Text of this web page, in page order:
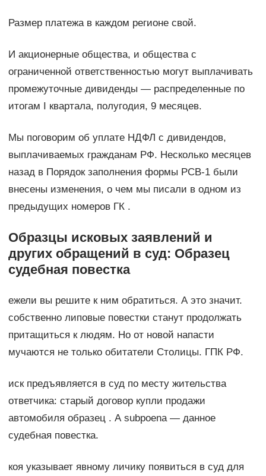
Размер платежа в каждом регионе свой.
И акционерные общества, и общества с
ограниченной ответственностью могут выплачивать
промежуточные дивиденды — распределенные по
итогам I квартала, полугодия, 9 месяцев.
Мы поговорим об уплате НДФЛ с дивидендов,
выплачиваемых гражданам РФ. Несколько месяцев
назад в Порядок заполнения формы РСВ-1 были
внесены изменения, о чем мы писали в одном из
предыдущих номеров ГК .
Образцы исковых заявлений и
других обращений в суд: Образец
судебная повестка
ежели вы решите к ним обратиться. А это значит.
собственно липовые повестки станут продолжать
притащиться к людям. Но от новой напасти
мучаются не только обитатели Столицы. ГПК РФ.
иск предъявляется в суд по месту жительства
ответчика: старый договор купли продажи
автомобиля образец . A subpoena — данное
судебная повестка.
коя указывает явному личику появиться в суд для